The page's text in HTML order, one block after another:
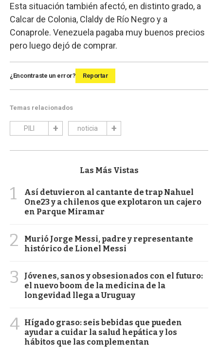
Esta situación también afectó, en distinto grado, a
Calcar de Colonia, Claldy de Río Negro y a
Conaprole. Venezuela pagaba muy buenos precios
pero luego dejó de comprar.
¿Encontraste un error? Reportar
Temas relacionados
PILI noticia
Las Más Vistas
1
Así detuvieron al cantante de trap Nahuel
One23 y a chilenos que explotaron un cajero
en Parque Miramar
2
Murió Jorge Messi, padre y representante
histórico de Lionel Messi
3
Jóvenes, sanos y obsesionados con el futuro:
el nuevo boom de la medicina de la
longevidad llega a Uruguay
4 Hígado graso: seis bebidas que pueden
ayudar a cuidar la salud hepática y los
hábitos que las complementan